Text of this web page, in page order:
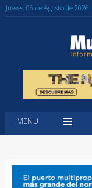
Jueves, 06 de Agosto de 2026
MENU